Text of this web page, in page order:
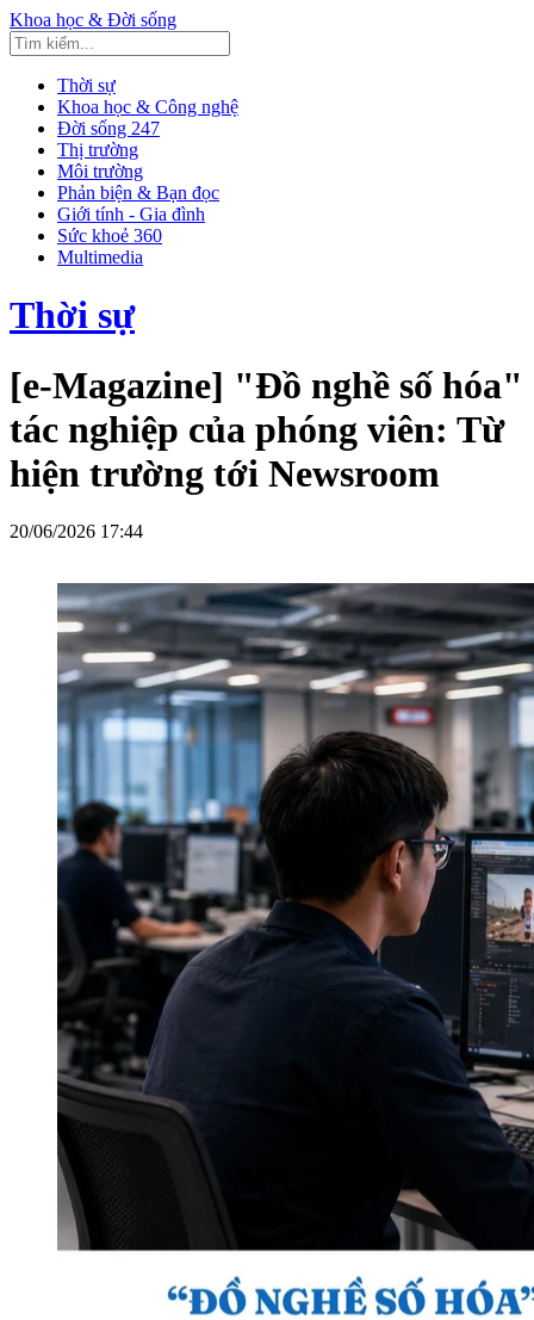
Khoa học & Đời sống
Thời sự
Khoa học & Công nghệ
Đời sống 247
Thị trường
Môi trường
Phản biện & Bạn đọc
Giới tính - Gia đình
Sức khoẻ 360
Multimedia
Thời sự
[e-Magazine] "Đồ nghề số hóa"
tác nghiệp của phóng viên: Từ
hiện trường tới Newsroom
20/06/2026 17:44